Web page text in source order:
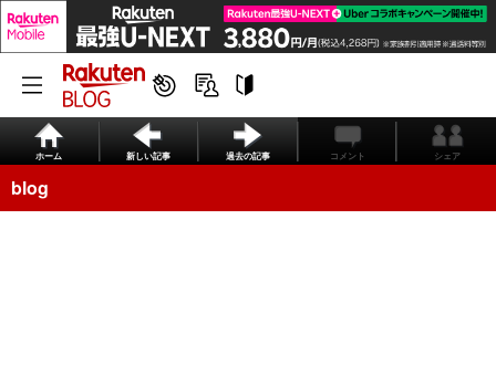
ホーム 新しい記事 過去の記事 コメント シェア
blog